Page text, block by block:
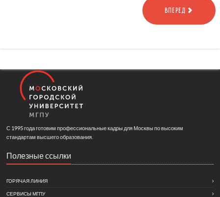
ВПЕРЕД
С 1995 года готовим профессиональные кадры для Москвы по высоким
стандартам высшего образования.
Полезные ссылки
ГОРЯЧАЯ ЛИНИЯ
СЕРВИСЫ МГПУ